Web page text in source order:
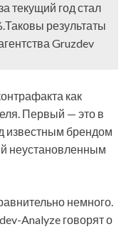
текущий год стал
результаты
Gruzdev
как
Первый — это в
известным брендом
неустановленным
немного.
Analyze говорят о